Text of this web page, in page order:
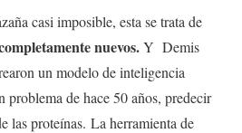
casi imposible, esta se trata de
nuevos.Y Demis
un modelo de inteligencia
de hace 50 años, predecir
las proteínas. La herramienta de